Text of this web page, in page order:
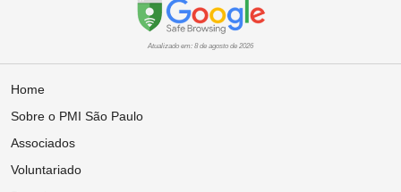
Atualizado em: 8 de agosto de 2026
Home
Sobre o PMI São Paulo
Associados
Voluntariado